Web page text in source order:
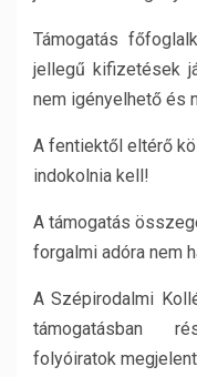
Támogatás
jellegű kifizetések
nem igényelhető és
A fentiektől eltérő
indokolnia kell!
A támogatás
forgalmi adóra nem
A Szépirodalmi
támogatásban
folyóiratok